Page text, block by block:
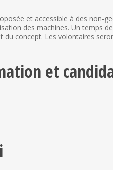
et accessible à des non-
des machines. Un temps
du concept. Les volontaires
et